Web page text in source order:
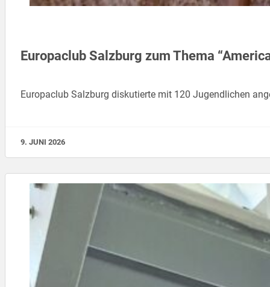
Europaclub Salzburg zum Thema
Europaclub Salzburg diskutierte mit 120 Jugendlichen
9. JUNI 2026